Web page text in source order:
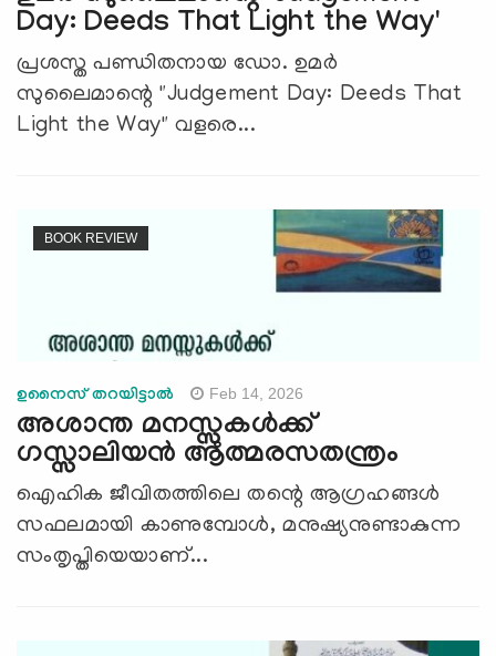
Day: Deeds That Light the Way'
പ്രശസ്ത പണ്ഡിതനായ ഡോ. ഉമർ
സുലൈമാന്റെ "Judgement Day: Deeds That
Light the Way" വളരെ...
BOOK REVIEW
ഉനൈസ് തറയിട്ടാൽ Feb 14, 2026
അശാന്ത മനസ്സുകൾക്ക്
ഗസ്സാലിയൻ ആത്മരസതന്ത്രം
ഐഹിക ജീവിതത്തിലെ തന്റെ ആഗ്രഹങ്ങൾ
സഫലമായി കാണുമ്പോൾ, മനുഷ്യനുണ്ടാകുന്ന
സംതൃപ്തിയെയാണ്...